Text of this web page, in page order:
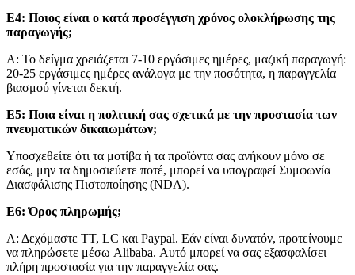
Ε4: Ποιος είναι ο κατά προσέγγιση χρόνος ολοκλήρωσης της
παραγωγής;
Α: Το δείγμα χρειάζεται 7-10 εργάσιμες ημέρες, μαζική παραγωγή:
20-25 εργάσιμες ημέρες ανάλογα με την ποσότητα, η παραγγελία
βιασμού γίνεται δεκτή.
Ε5: Ποια είναι η πολιτική σας σχετικά με την προστασία των
πνευματικών δικαιωμάτων;
Υποσχεθείτε ότι τα μοτίβα ή τα προϊόντα σας ανήκουν μόνο σε
εσάς, μην τα δημοσιεύετε ποτέ, μπορεί να υπογραφεί Συμφωνία
Διασφάλισης Πιστοποίησης (NDA).
Ε6: Όρος πληρωμής;
Α: Δεχόμαστε TT, LC και Paypal. Εάν είναι δυνατόν, προτείνουμε
να πληρώσετε μέσω Alibaba. Αυτό μπορεί να σας εξασφαλίσει
πλήρη προστασία για την παραγγελία σας.